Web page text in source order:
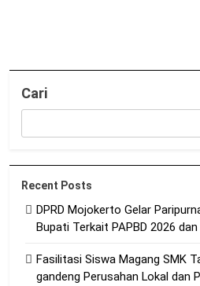
Cari
Recent Posts
DPRD Mojokerto Gelar
Bupati Terkait PAPBD 2026
Fasilitasi Siswa Magang SMK
gandeng Perusahan Lokal dan